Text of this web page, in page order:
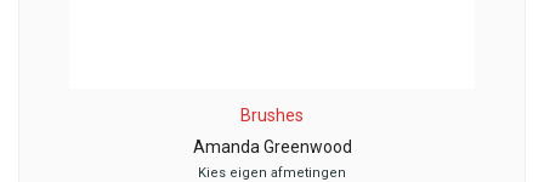
Brushes
Amanda Greenwood
Kies eigen afmetingen